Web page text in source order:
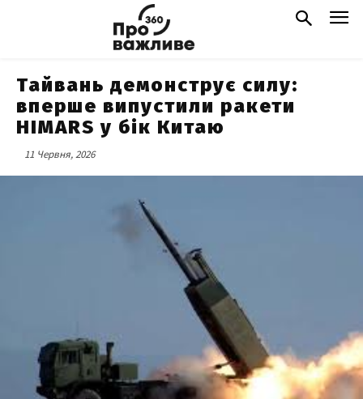
Тайвань демонструє силу:
вперше випустили ракети
HIMARS у бік Китаю
11 Червня, 2026